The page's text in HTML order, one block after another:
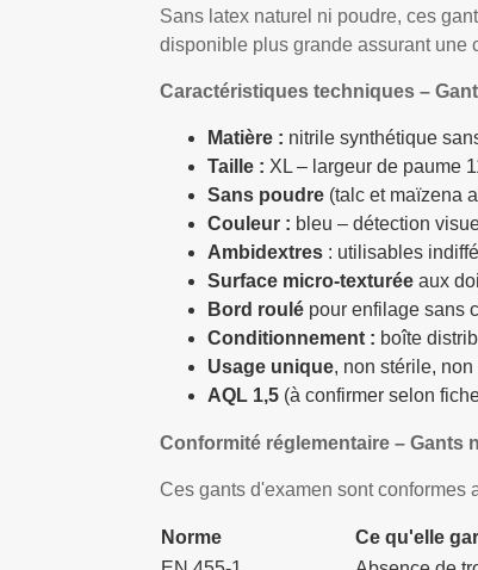
Sans latex naturel ni poudre, ces
disponible plus grande assurant une
Caractéristiques techniques –
Matière : nitrile synthétique
Taille : XL – largeur de paume
Sans poudre (talc et maïzena
Couleur : bleu – détection
Ambidextres : utilisables
Surface micro-texturée aux
Bord roulé pour enfilage sans
Conditionnement : boîte
Usage unique, non stérile,
AQL 1,5 (à confirmer selon
Conformité réglementaire – Gants
Ces gants d'examen sont conformes
Norme
Ce qu'elle